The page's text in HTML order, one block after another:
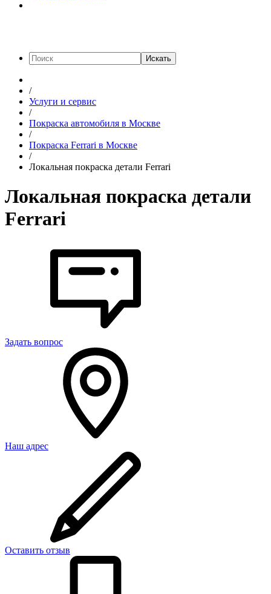
Искать
/
Услуги и сервис
/
Покраска автомобиля в Москве
/
Покраска Ferrari в Москве
/
Локальная покраска детали Ferrari
Локальная покраска детали
Ferrari
Задать вопрос
Наш адрес
Оставить отзыв